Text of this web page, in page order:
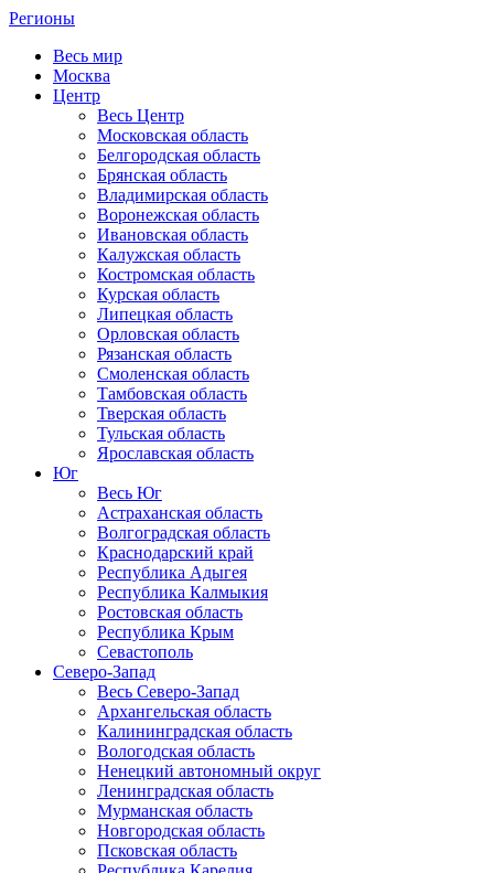
Регионы
Весь мир
Москва
Центр
Весь Центр
Московская область
Белгородская область
Брянская область
Владимирская область
Воронежская область
Ивановская область
Калужская область
Костромская область
Курская область
Липецкая область
Орловская область
Рязанская область
Смоленская область
Тамбовская область
Тверская область
Тульская область
Ярославская область
Юг
Весь Юг
Астраханская область
Волгоградская область
Краснодарский край
Республика Адыгея
Республика Калмыкия
Ростовская область
Республика Крым
Севастополь
Северо-Запад
Весь Северо-Запад
Архангельская область
Калининградская область
Вологодская область
Ненецкий автономный округ
Ленинградская область
Мурманская область
Новгородская область
Псковская область